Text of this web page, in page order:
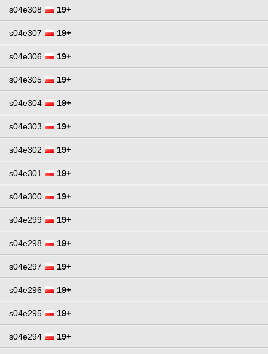
s04e308 19+
s04e307 19+
s04e306 19+
s04e305 19+
s04e304 19+
s04e303 19+
s04e302 19+
s04e301 19+
s04e300 19+
s04e299 19+
s04e298 19+
s04e297 19+
s04e296 19+
s04e295 19+
s04e294 19+